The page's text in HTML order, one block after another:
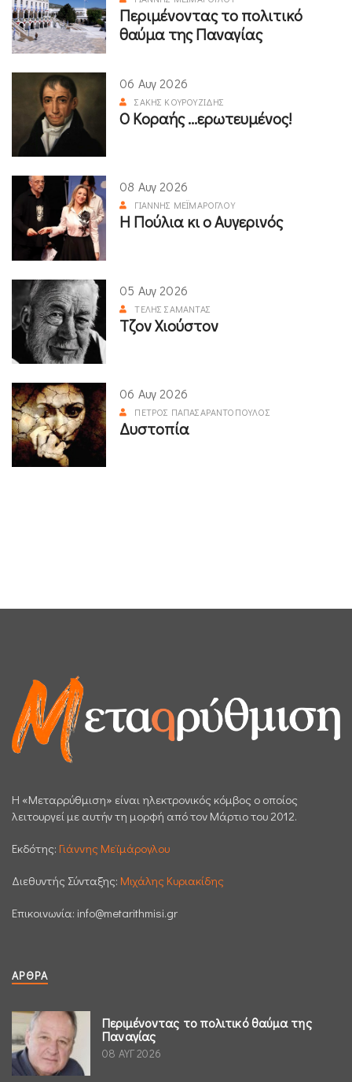
Περιμένοντας το πολιτικό
θαύμα της Παναγίας
06 Αυγ 2026
ΣΆΚΗΣ ΚΟΥΡΟΥΖΊΔΗΣ
Ο Κοραής ...ερωτευμένος!
08 Αυγ 2026
ΓΙΆΝΝΗΣ ΜΕΪΜΆΡΟΓΛΟΥ
Η Πούλια κι ο Αυγερινός
05 Αυγ 2026
ΤΈΛΗΣ ΣΑΜΑΝΤΆΣ
Τζον Χιούστον
06 Αυγ 2026
ΠΈΤΡΟΣ ΠΑΠΑΣΑΡΑΝΤΌΠΟΥΛΟΣ
Δυστοπία
H «Μεταρρύθμιση» είναι ηλεκτρονικός κόμβος ο οποίος
λειτουργεί με αυτήν τη μορφή από τον Μάρτιο του 2012.
Εκδότης: Γιάννης Μεϊμάρογλου
Διεθυντής Σύνταξης: Μιχάλης Κυριακίδης
Επικοινωνία: info@metarithmisi.gr
ΆΡΘΡΑ
Περιμένοντας το πολιτικό θαύμα της
Παναγίας
08 ΑΥΓ 2026